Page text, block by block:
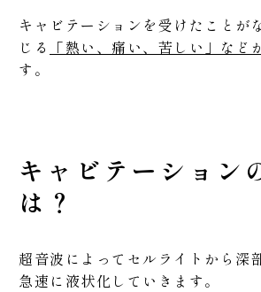
キャビテーションを受けたことが
じる 「熱い、痛い、苦しい」など
す。
キャビテーション
は？
超音波によってセルライトから深
急速に液状化していきます。